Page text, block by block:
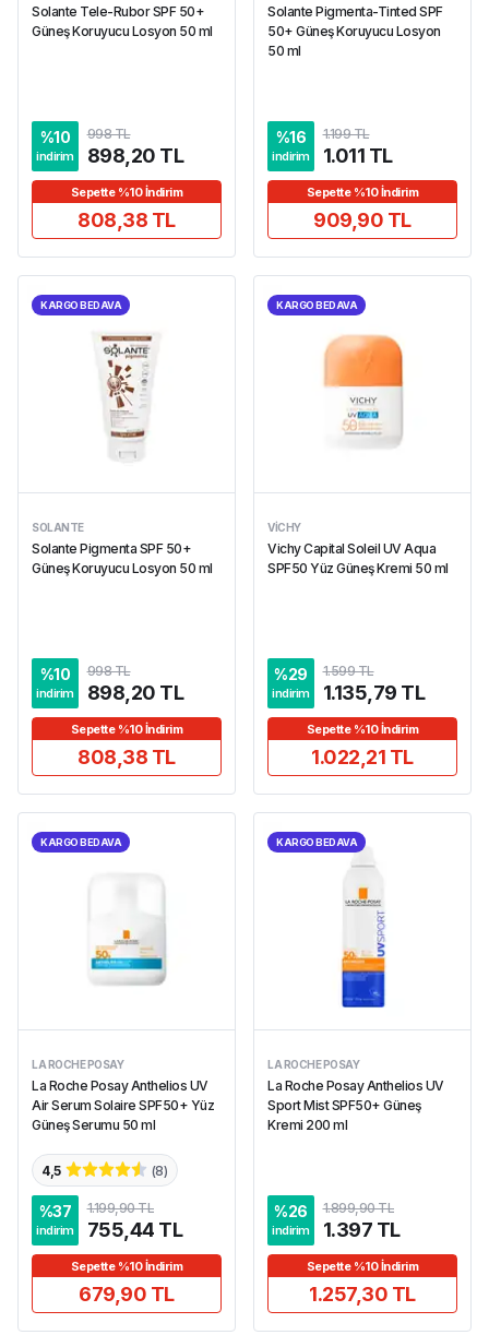
Solante Tele-Rubor SPF 50+
Güneş Koruyucu Losyon 50 ml
%10
indirim
998 TL
898,20 TL
Sepette %10 İndirim
808,38 TL
Solante Pigmenta-Tinted SPF
50+ Güneş Koruyucu Losyon
50 ml
%16
indirim
1.199 TL
1.011 TL
Sepette %10 İndirim
909,90 TL
KARGO BEDAVA
SOLANTE
Solante Pigmenta SPF 50+
Güneş Koruyucu Losyon 50 ml
%10
indirim
998 TL
898,20 TL
Sepette %10 İndirim
808,38 TL
KARGO BEDAVA
VICHY
Vichy Capital Soleil UV Aqua
SPF50 Yüz Güneş Kremi 50 ml
%29
indirim
1.599 TL
1.135,79 TL
Sepette %10 İndirim
1.022,21 TL
KARGO BEDAVA
LA ROCHE POSAY
La Roche Posay Anthelios UV
Air Serum Solaire SPF50+ Yüz
Güneş Serumu 50 ml
4,5 (8)
%37
indirim
1.199,90 TL
755,44 TL
Sepette %10 İndirim
679,90 TL
KARGO BEDAVA
LA ROCHE POSAY
La Roche Posay Anthelios UV
Sport Mist SPF50+ Güneş
Kremi 200 ml
%26
indirim
1.899,90 TL
1.397 TL
Sepette %10 İndirim
1.257,30 TL